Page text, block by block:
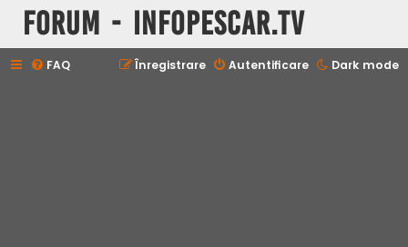
Forum - InfoPescar.Tv
Dark mode
FAQ Autentificare
Înregistrare